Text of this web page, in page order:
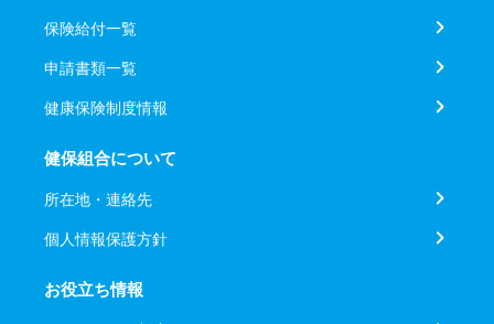
保険給付一覧
申請書類一覧
健康保険制度情報
健保組合について
所在地・連絡先
個人情報保護方針
お役立ち情報